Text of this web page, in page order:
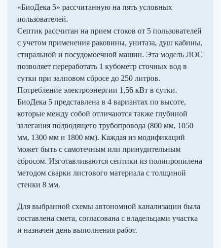
«БиоДека 5» рассчитанную на пять условных
пользователей.
Септик рассчитан на прием стоков от 5 пользователей
с учетом применения раковины, унитаза, душ кабины,
стиральной и посудомоечной машин. Эта модель ЛОС
позволяет переработать 1 кубометр сточных вод в
сутки при залповом сбросе до 250 литров.
Потребление электроэнергии 1,56 кВт в сутки.
БиоДека 5 представлена в 4 вариантах по высоте,
которые между собой отличаются также глубиной
залегания подводящего трубопровода (800 мм, 1050
мм, 1300 мм и 1800 мм). Каждая из модификаций
может быть с самотечным или принудительным
сбросом. Изготавливаются септики из полипропилена
методом сварки листового материала с толщиной
стенки 8 мм.
Для выбранной схемы автономной канализации была
составлена смета, согласована с владельцами участка
и назначен день выполнения работ.